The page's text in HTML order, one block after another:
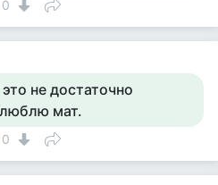
0
не достаточно
мат.
0